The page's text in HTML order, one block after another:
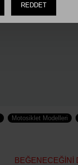
REDDET
Motosiklet Modelleri
BEĞENECEĞINI